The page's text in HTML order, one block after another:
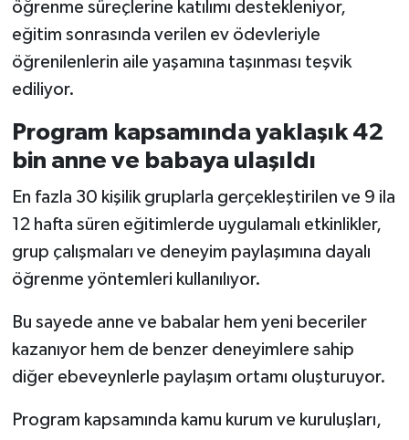
öğrenme süreçlerine katılımı destekleniyor,
eğitim sonrasında verilen ev ödevleriyle
öğrenilenlerin aile yaşamına taşınması teşvik
ediliyor.
Program kapsamında yaklaşık 42
bin anne ve babaya ulaşıldı
En fazla 30 kişilik gruplarla gerçekleştirilen ve 9 ila
12 hafta süren eğitimlerde uygulamalı etkinlikler,
grup çalışmaları ve deneyim paylaşımına dayalı
öğrenme yöntemleri kullanılıyor.
Bu sayede anne ve babalar hem yeni beceriler
kazanıyor hem de benzer deneyimlere sahip
diğer ebeveynlerle paylaşım ortamı oluşturuyor.
Program kapsamında kamu kurum ve kuruluşları,